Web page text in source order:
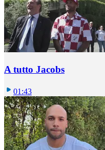
A tutto Jacobs
01:43